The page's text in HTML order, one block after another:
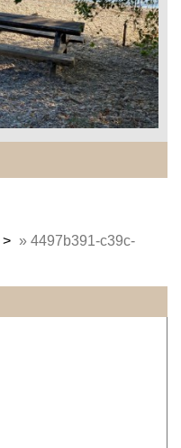
» 4497b391-c39c-